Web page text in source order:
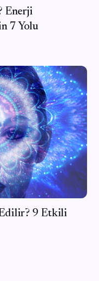
Enerji
7 Yolu
9 Etkili